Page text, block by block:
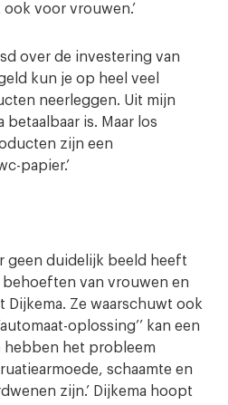
voor vrouwen.’
over de investering van
kun je op heel veel
neerleggen. Uit mijn
is. Maar los
zijn een
papier.’
geen duidelijk beeld heeft
van vrouwen en
Dijkema. Ze waarschuwt ook
oplossing’’ kan een
hebben het probleem
schaamte en
zijn.’ Dijkema hoopt